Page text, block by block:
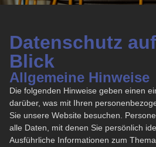
Datenschutz
Blick
Allgemeine Hinweise
Die folgenden Hinweise geben einen
darüber, was mit Ihren
Sie unsere Website besuchen.
alle Daten, mit denen Sie persönlich
Ausführliche Informationen zum